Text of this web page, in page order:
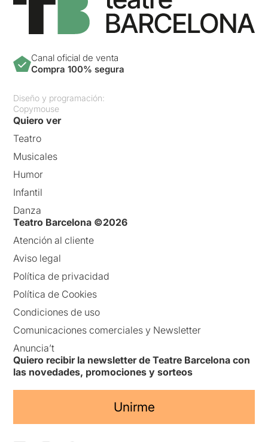
Canal oficial de venta
Compra 100% segura
Diseño y programación:
Copymouse
Quiero ver
Teatro
Musicales
Humor
Infantil
Danza
Teatro Barcelona ©2026
Atención al cliente
Aviso legal
Política de privacidad
Política de Cookies
Condiciones de uso
Comunicaciones comerciales y Newsletter
Anuncia’t
Quiero recibir la newsletter de Teatre Barcelona con
las novedades, promociones y sorteos
Unirme